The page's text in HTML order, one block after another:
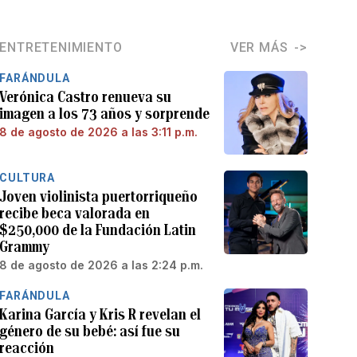
ENTRETENIMIENTO VER MÁS
FARÁNDULA
Verónica Castro renueva su
imagen a los 73 años y sorprende
8 de agosto de 2026 a las 3:11 p.m.
CULTURA
Joven violinista puertorriqueño
recibe beca valorada en
$250,000 de la Fundación Latin
Grammy
8 de agosto de 2026 a las 2:24 p.m.
FARÁNDULA
Karina García y Kris R revelan el
género de su bebé: así fue su
reacción